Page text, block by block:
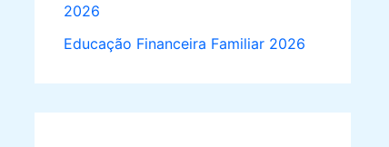
2026
Educação Financeira Familiar 2026